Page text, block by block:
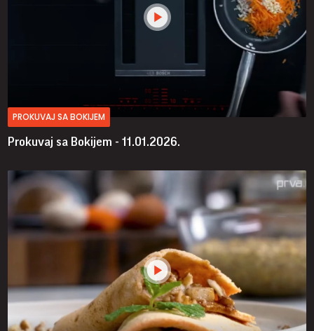
PROKUVAJ SA BOKIJEM
Prokuvaj sa Bokijem - 11.01.2026.